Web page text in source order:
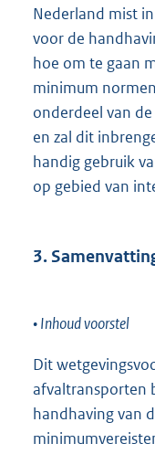
Nederland mist
voor de
hoe om te gaan
minimum
onderdeel van
en zal dit
handig gebruik
op gebied van
3.
• Inhoud voorstel
Dit
afvaltransporten
handhaving van